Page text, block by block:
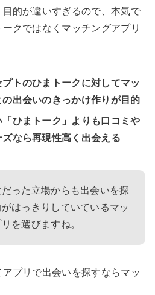
的が違いすぎるので、本気で
クではなくマッチングアプリ
プトのひまトークに対してマッ
出会いのきっかけ作りが目的
ひまトーク」よりも口コミや
なら再現性高く出会える
った立場からも出会いを探
はっきりしていているマッ
を選びますね。
プリで出会いを探すならマッ